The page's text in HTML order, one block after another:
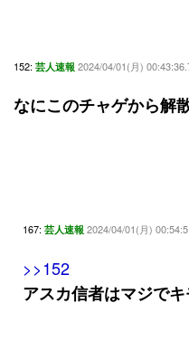
152: 芸人速報 2024/04/01(月)
なにこのチャゲから解
167: 芸人速報 2024/04/01(月)
>>152
アスカ信者はマジで